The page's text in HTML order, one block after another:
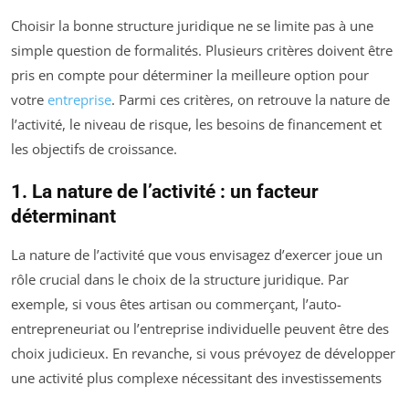
Choisir la bonne structure juridique ne se limite pas à une
simple question de formalités. Plusieurs critères doivent être
pris en compte pour déterminer la meilleure option pour
votre entreprise. Parmi ces critères, on retrouve la nature de
l’activité, le niveau de risque, les besoins de financement et
les objectifs de croissance.
1. La nature de l’activité : un facteur
déterminant
La nature de l’activité que vous envisagez d’exercer joue un
rôle crucial dans le choix de la structure juridique. Par
exemple, si vous êtes artisan ou commerçant, l’auto-
entrepreneuriat ou l’entreprise individuelle peuvent être des
choix judicieux. En revanche, si vous prévoyez de développer
une activité plus complexe nécessitant des investissements